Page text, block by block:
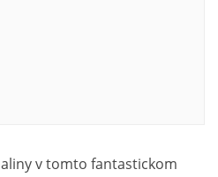
v tomto fantastickom